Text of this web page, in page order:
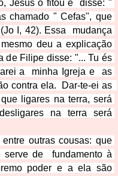
Jesus o fitou e  disse: "
chamado " Cefas", que
I, 42). Essa  mudança
deu a explicação
de Filipe disse: "... Tu és
a  minha Igreja e  as
contra ela.  Dar-te-ei as
ligares na terra, será
na terra será
outras cousas: que
de  fundamento à
poder e a ela são